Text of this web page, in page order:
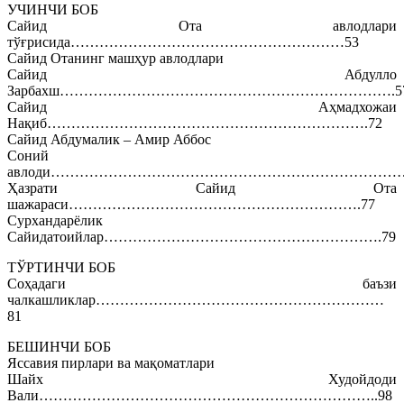
УЧИНЧИ БОБ
Сайид Ота авлодлари
тўғрисида…………………………………………………53
Сайид Отанинг машҳур авлодлари
Сайид Абдулло
Сайид Аҳмадхожаи
Нақиб………………………………………………………….72
Сайид Абдумалик – Амир Аббос
Соний
Ҳазрати Сайид Ота
шажараси…………………………………………………….77
Сурхандарёлик
Сайидатоийлар………………………………………………….79
ТЎРТИНЧИ БОБ
Соҳадаги баъзи
чалкашликлар……………………………………………………
81
БЕШИНЧИ БОБ
Яссавия пирлари ва мақоматлари
Шайх Худойдоди
Вали……………………………………………………………..98